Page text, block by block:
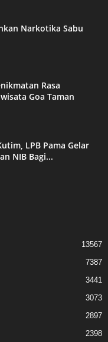
Narkotika Sabu
Rasa
Goa Taman
LPB Pama Gelar
NIB Bagi...
13567
7387
3441
3073
2897
2398